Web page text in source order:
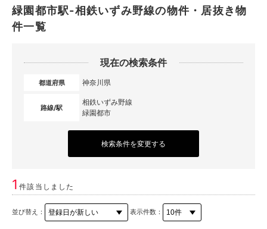
緑園都市駅-相鉄いずみ野線の物件・居抜き物
件一覧
現在の検索条件
都道府県 神奈川県
路線/駅
相鉄いずみ野線
緑園都市
検索条件を変更する
1件該当しました
並び替え： 表示件数：